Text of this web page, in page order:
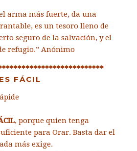
el arma más fuerte, da una
es un tesoro lleno de
seguro de la salvación, y el
refugio.” Anónimo
FÁCIL
, porque quien tenga
para Orar. Basta dar el
más exige.